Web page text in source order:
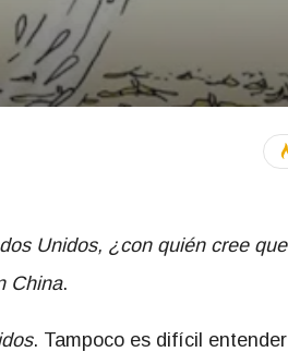
Unidos, ¿con quién cree que
China.
. Tampoco es difícil entender